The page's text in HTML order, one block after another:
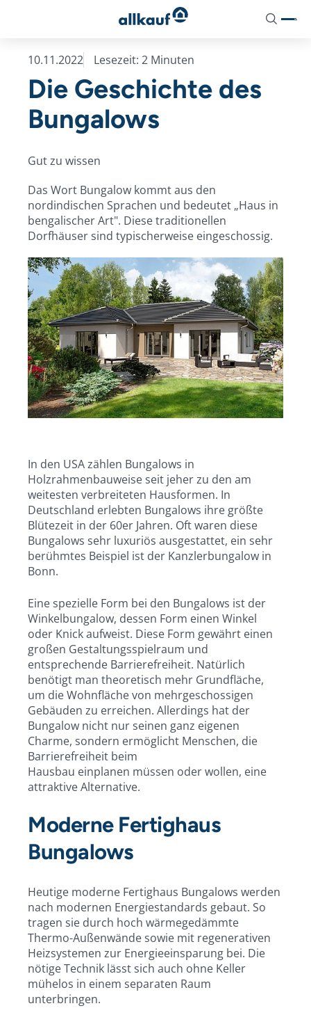
Aktionshäuser
Pure Home 1
Pure Home 2
Pure Home 4
Pure Home 5
Pure Home 6
Pure Home 7
Unser Ausbaukonzept
Hausausstattung
Dienstleistungspakete
Energietechnik
Aktuelles
Stelltermine
News
10.11.2022 Lesezeit: 2 Minuten
Die Geschichte des
Bungalows
Gut zu wissen
Das Wort Bungalow kommt aus den
nordindischen Sprachen und bedeutet „Haus in
bengalischer Art". Diese traditionellen
Dorfhäuser sind typischerweise eingeschossig.
In den USA zählen Bungalows in
Holzrahmenbauweise seit jeher zu den am
weitesten verbreiteten Hausformen. In
Deutschland erlebten Bungalows ihre größte
Blütezeit in der 60er Jahren. Oft waren diese
Bungalows sehr luxuriös ausgestattet, ein sehr
berühmtes Beispiel ist der Kanzlerbungalow in
Bonn.
Eine spezielle Form bei den Bungalows ist der
Winkelbungalow, dessen Form einen Winkel
oder Knick aufweist. Diese Form gewährt einen
großen Gestaltungsspielraum und
entsprechende Barrierefreiheit. Natürlich
benötigt man theoretisch mehr Grundfläche,
um die Wohnfläche von mehrgeschossigen
Gebäuden zu erreichen. Allerdings hat der
Bungalow nicht nur seinen ganz eigenen
Charme, sondern ermöglicht Menschen, die
Barrierefreiheit beim
Hausbau einplanen müssen oder wollen, eine
attraktive Alternative.
Moderne Fertighaus
Bungalows
Heutige moderne Fertighaus Bungalows werden
nach modernen Energiestandards gebaut. So
tragen sie durch hoch wärmegedämmte
Thermo-Außenwände sowie mit regenerativen
Heizsystemen zur Energieeinsparung bei. Die
nötige Technik lässt sich auch ohne Keller
mühelos in einem separaten Raum
unterbringen.